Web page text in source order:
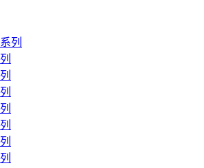
列